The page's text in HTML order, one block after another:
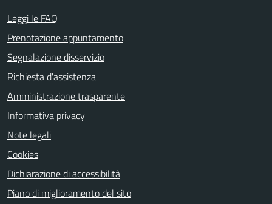
Leggi le FAQ
Prenotazione appuntamento
Segnalazione disservizio
Richiesta d'assistenza
Amministrazione trasparente
Informativa privacy
Note legali
Cookies
Dichiarazione di accessibilità
Piano di miglioramento del sito